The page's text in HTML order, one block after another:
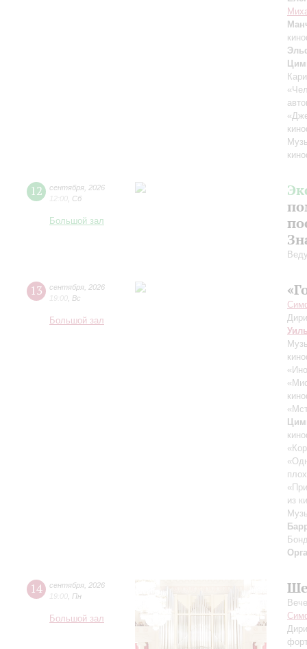
12 сентября 2026
12:00 Сб
Большой зал
13 сентября 2026
19:00 Вс
Большой зал
из
14 сентября 2026
19:00 Пн
Большой зал